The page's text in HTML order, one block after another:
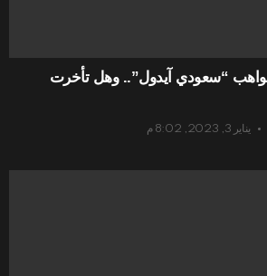
“سعودي آيدول”.. وهل تأخرت
يناير 3, 2023, 8:02 م